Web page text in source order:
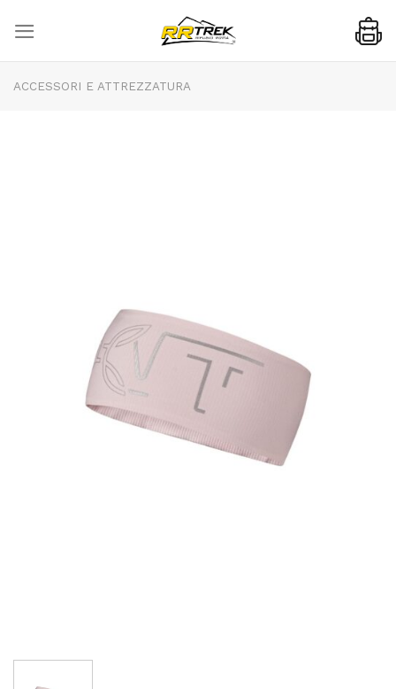
content
ACCESSORI E ATTREZZATURA